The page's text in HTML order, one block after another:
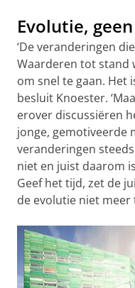
Evolutie,
‘De veranderingen
Waarderen tot stand
om snel te gaan. Het
besluit Knoester.
erover discussiëren
jonge, gemotiveerde
veranderingen
niet en juist daarom
Geef het tijd, zet de
de evolutie niet meer